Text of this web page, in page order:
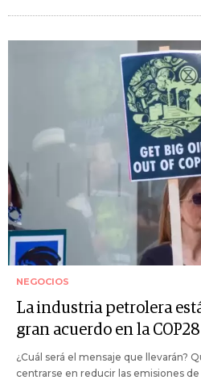
NEGOCIOS
La industria petrolera
gran acuerdo en la COP28
¿Cuál será el mensaje que llevarán?
centrarse en reducir las emisiones